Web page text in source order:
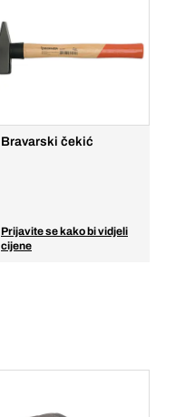
Bravarski čekić
Prijavite se kako bi vidjeli
cijene